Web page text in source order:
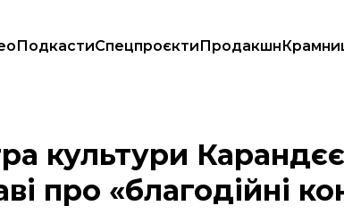
ПодкастиСпецпроєктиПродакшн
культури
про «благодійні